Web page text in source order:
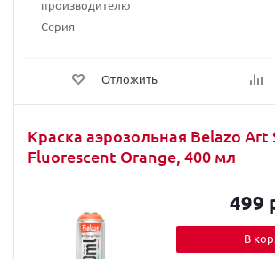
производителю
Серия
Отложить
Краска аэрозольная Belazo Art
Fluorescent Orange, 400 мл
499
В